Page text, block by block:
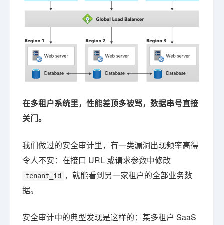
在多租户系统里，性能差顶多被骂，数据串号直接
关门。
我们做过的安全审计里，有一类漏洞出现频率高得
令人不安：在接口 URL 或请求参数中修改
tenant_id
，就能看到另一家租户的全部业务数
据。
安全审计中的典型发现是这样的：某多租户 SaaS